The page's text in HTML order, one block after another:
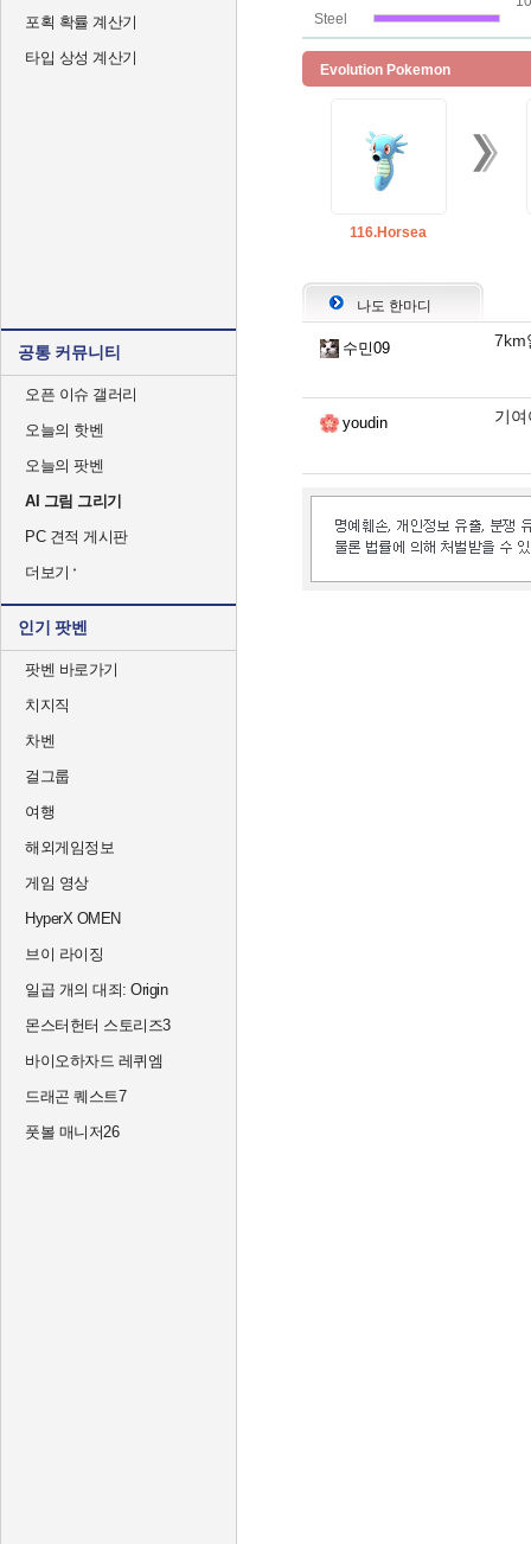
포획 확률 계산기
타입 상성 계산기
공통 커뮤니티
오픈 이슈 갤러리
오늘의 핫벤
오늘의 팟벤
AI 그림 그리기
PC 견적 게시판
더보기
인기 팟벤
팟벤 바로가기
치지직
차벤
걸그룹
여행
해외게임정보
게임 영상
HyperX OMEN
브이 라이징
일곱 개의 대죄: Origin
몬스터헌터 스토리즈3
바이오하자드 레퀴엠
드래곤 퀘스트7
풋볼 매니저26
Steel
Evolution Pokemon
116.Horsea
나도 한마디
수민09 7km
youdin 기여